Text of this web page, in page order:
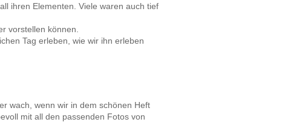
ihren Elementen. Viele waren auch tief
vorstellen können.
Tag erleben, wie wir ihn erleben
wach, wenn wir in dem schönen Heft
mit all den passenden Fotos von